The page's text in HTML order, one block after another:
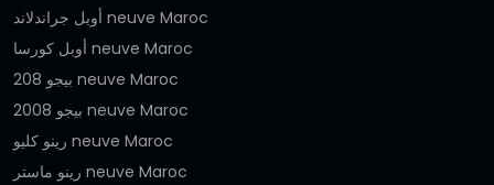
أوبل جراندلاند neuve Maroc
أوبل كورسا neuve Maroc
بيجو 208 neuve Maroc
بيجو 2008 neuve Maroc
رينو كليو neuve Maroc
رينو ماستر neuve Maroc